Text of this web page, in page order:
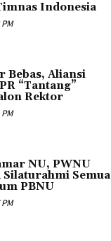
Indonesia
Bebas, Aliansi
“Tantang”
Rektor
NU, PWNU
Silaturahmi Semua
PBNU